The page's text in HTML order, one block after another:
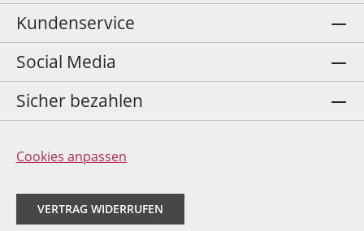
Kundenservice
Social Media
Sicher bezahlen
Cookies anpassen
VERTRAG WIDERRUFEN